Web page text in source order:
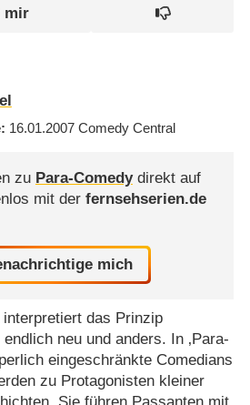
16.01.2007 Comedy Central
zu Para-Comedydirekt auf
mit der fernsehserien.de
mich
interpretiert das Prinzip
neu und anders. In ‚Para-
eingeschränkte Comedians
zu Protagonisten kleiner